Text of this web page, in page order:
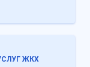
ЖКХ